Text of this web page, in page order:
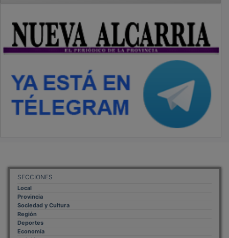
SECCIONES
Local
Provincia
Sociedad y Cultura
Región
Deportes
Economía